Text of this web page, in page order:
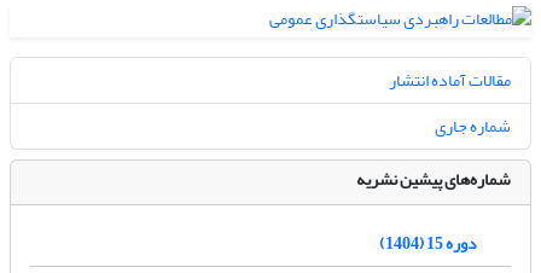
مقالات آماده انتشار
شماره جاری
شماره‌های پیشین نشریه
دوره 15 (1404)